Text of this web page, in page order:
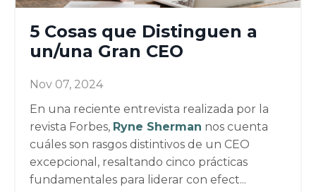
5 Cosas que Distinguen a
un/una Gran CEO
Nov 07, 2024
En una reciente entrevista realizada por la
revista Forbes, Ryne Sherman nos cuenta
cuáles son rasgos distintivos de un CEO
excepcional, resaltando cinco prácticas
fundamentales para liderar con efect...